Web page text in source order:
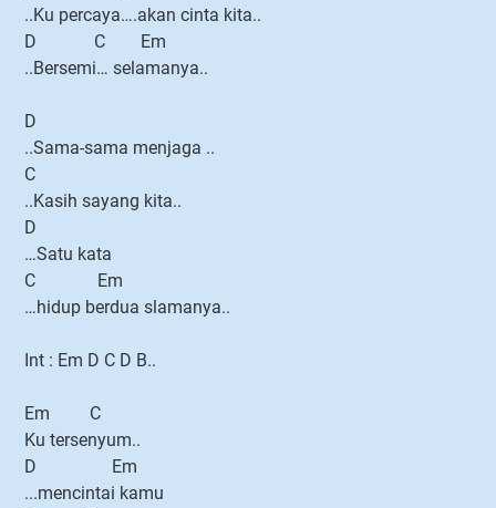
..Ku percaya….akan cinta kita..
D C Em
..Bersemi… selamanya..
D
..Sama-sama menjaga ..
C
..Kasih sayang kita..
D
…Satu kata
C Em
…hidup berdua slamanya..
Int : Em D C D B..
Em C
Ku tersenyum..
D Em
...mencintai kamu